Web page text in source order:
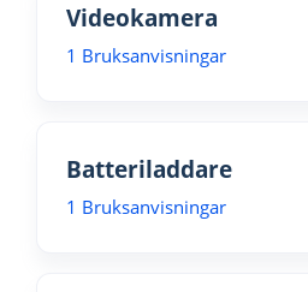
Videokamera
1 Bruksanvisningar
Batteriladdare
1 Bruksanvisningar